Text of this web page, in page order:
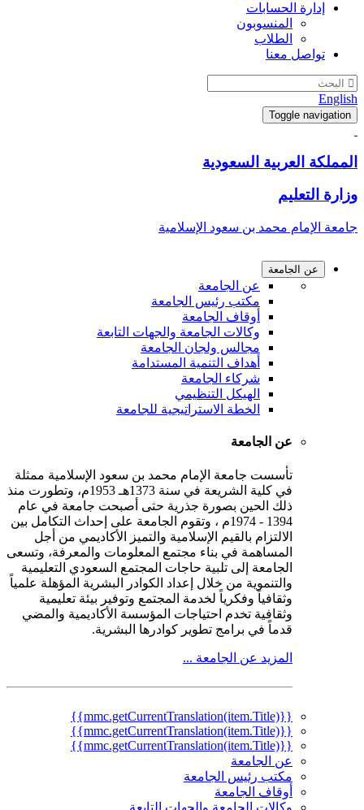
إدارة الحسابات
المنسوبون
الطلاب
تواصل معنا
English
Toggle navigation
المملكة العربية السعودية
وزارة التعليم
جامعة الإمام محمد بن سعود الإسلامية
عن الجامعة
عن الجامعة
مكتب رئيس الجامعة
أوقاف الجامعة
وكالات الجامعة والجهات التابعة
مجالس ولجان الجامعة
أهداف التنمية المستدامة
شركاء الجامعة
الهيكل التنظيمي
الخطة الاستراتيجية للجامعة
عن الجامعة
تأسست جامعة الإمام محمد بن سعود الإسلامية ممثلة
في كلية الشريعة في سنة 1373هـ 1953م، وتطورت منذ
ذلك الحين بصورة جذرية حتى أصبحت جامعة في عام
1394 - 1974م ، وتقوم الجامعة على إحداث التكامل بين
الالتزام بالقيم الإسلامية والتميز الأكاديمي من أجل
المساهمة في بناء مجتمع المعلومات والمعرفة، وتسعى
الجامعة إلى تلبية حاجات المجتمع السعودي التعليمية
والتنموية من خلال إعداد الكوادر البشرية المؤهلة علمياً
وثقافياً وفكرياً لخدمة المجتمع وتوفير بيئة تعليمية
وثقافية تخدم احتياجات المؤسسة الأكاديمية والمضي
قدماً في برامج تطوير كوادرها البشرية.
المزيد عن الجامعة ...
{{mmc.getCurrentTranslation(item.Title)}}
{{mmc.getCurrentTranslation(item.Title)}}
{{mmc.getCurrentTranslation(item.Title)}}
عن الجامعة
مكتب رئيس الجامعة
أوقاف الجامعة
وكالات الجامعة والجهات التابعة